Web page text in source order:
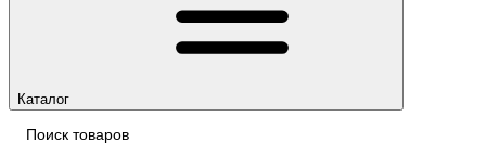
Каталог